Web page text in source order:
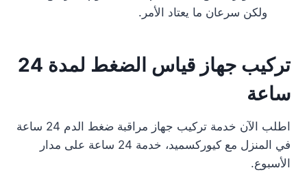
ولكن سرعان ما يعتاد الأمر.
تركيب جهاز قياس الضغط لمدة 24
ساعة
اطلب الآن خدمة تركيب جهاز مراقبة ضغط الدم 24 ساعة
في المنزل مع كيوركسميد، خدمة 24 ساعة على مدار
الأسبوع.